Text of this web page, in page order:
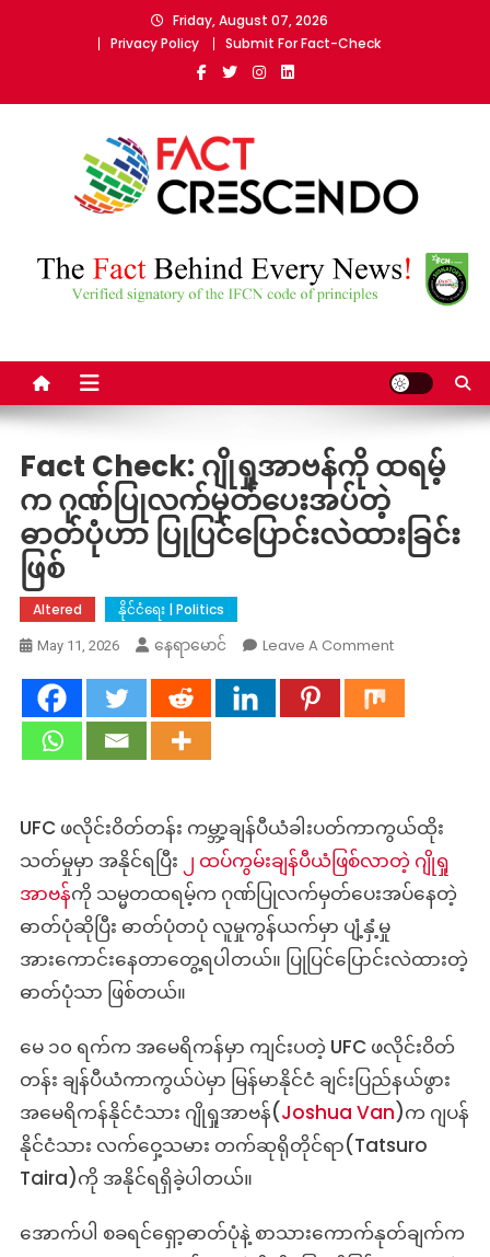
Friday, August 07, 2026
Privacy Policy
Submit For Fact-Check
Fact Crescendo Myanmar
Fact Check: ဂျိုရှုအာဗန်ကို ထရမ့်
က ဂုဏ်ပြုလက်မှတ်ပေးအပ်တဲ့
ဓာတ်ပုံဟာ ပြုပြင်ပြောင်းလဲထားခြင်း
ဖြစ်
Altered နိုင်ငံရေး | Politics
May 11, 2026 နေရာမောင် Leave A CommentOn
ဂျို
ကို
ထ
ရ
မ့်
ဂုဏ်
ပြု
တဲ့
ဓာတ်ပုံ
ဟာ
ပြုပြင်
ပြောင်းလဲ
ဖြစ်
UFC ဖလိုင်းဝိတ်တန်း ကမ္ဘာ့ချန်ပီယံခါးပတ်ကာကွယ်ထိုး
သတ်မှုမှာ အနိုင်ရပြီး ၂ ထပ်ကွမ်းချန်ပီယံဖြစ်လာတဲ့ ဂျိုရှု
အာဗန်ကို သမ္မတထရမ့်က ဂုဏ်ပြုလက်မှတ်ပေးအပ်နေတဲ့
ဓာတ်ပုံဆိုပြီး ဓာတ်ပုံတပုံ လူမှုကွန်ယက်မှာ ပျံ့နှံ့မှု
အားကောင်းနေတာတွေ့ရပါတယ်။ ပြုပြင်ပြောင်းလဲထားတဲ့
ဓာတ်ပုံသာ ဖြစ်တယ်။
မေ ၁၀ ရက်က အမေရိကန်မှာ ကျင်းပတဲ့ UFC ဖလိုင်းဝိတ်
တန်း ချန်ပီယံကာကွယ်ပဲမှာ မြန်မာနိုင်ငံ ချင်းပြည်နယ်ဖွား
အမေရိကန်နိုင်ငံသား ဂျိုရှုအာဗန်(Joshua Van)က ဂျပန်
နိုင်ငံသား လက်ဝှေ့သမား တက်ဆုရိုတိုင်ရာ(Tatsuro
Taira)ကို အနိုင်ရရှိခဲ့ပါတယ်။
အောက်ပါ စခရင်ရှော့ဓာတ်ပုံနဲ့ စာသားကောက်နုတ်ချက်က